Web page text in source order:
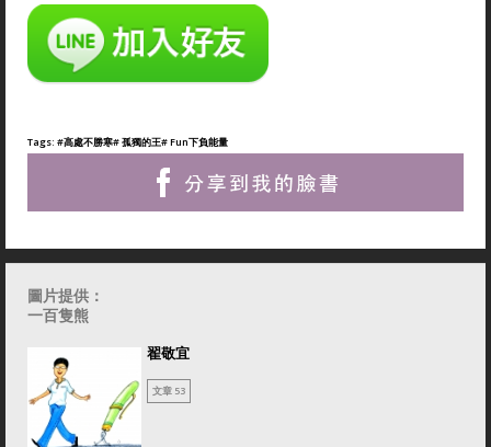
Tags: #高處不勝寒# 孤獨的王# Fun下負能量
圖片提供：
一百隻熊
翟敬宜
文章 53